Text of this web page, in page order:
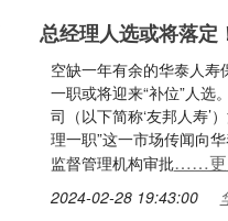
总经理人选或将落定
空缺一年有余的华泰人寿
一职或将迎来“补位”人选
司（以下简称‘友邦人寿’
理一职”这一市场传闻向
监督管理机构审批……更
2024-02-28 19:43:00